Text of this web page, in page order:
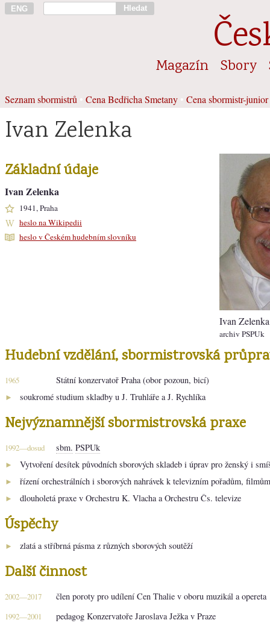
ENG Hledat
Magazín Sbory
Seznam sbormistrů Cena Bedřicha Smetany Cena sbormistr-junior
Ivan Zelenka
Ivan Zelenka
archiv PSPUk
Základní údaje
Ivan Zelenka
1941, Praha
heslo na Wikipedii
heslo v Českém hudebním slovníku
Hudební vzdělání, sbormistrovská
1965 Státní konzervatoř Praha (obor pozoun, bicí)
► soukromé studium skladby u J. Truhláře a J. Rychlíka
Nejvýznamnější sbormistrovská praxe
1992—dosud sbm. PSPUk
► Vytvoření desítek původních sborových skladeb i úprav pro ženský i
► řízení orchestrálních i sborových nahrávek k televizním pořadům,
► dlouholetá praxe v Orchestru K. Vlacha a Orchestru Čs. televize
Úspěchy
► zlatá a stříbrná pásma z různých sborových soutěží
Další činnost
2002—2017 člen poroty pro udílení Cen Thalie v oboru muzikál a opereta
1992—2001 pedagog Konzervatoře Jaroslava Ježka v Praze